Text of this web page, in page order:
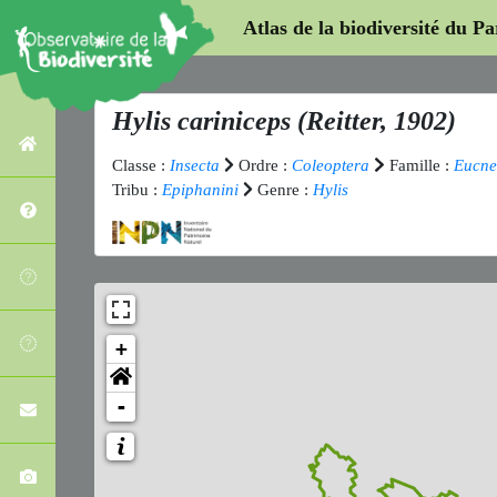
Atlas de la biodiversité du
Hylis cariniceps (Reitter, 1902)
Classe : Insecta Ordre :Coleoptera Famille :
Tribu : Epiphanini Genre : Hylis
+
-